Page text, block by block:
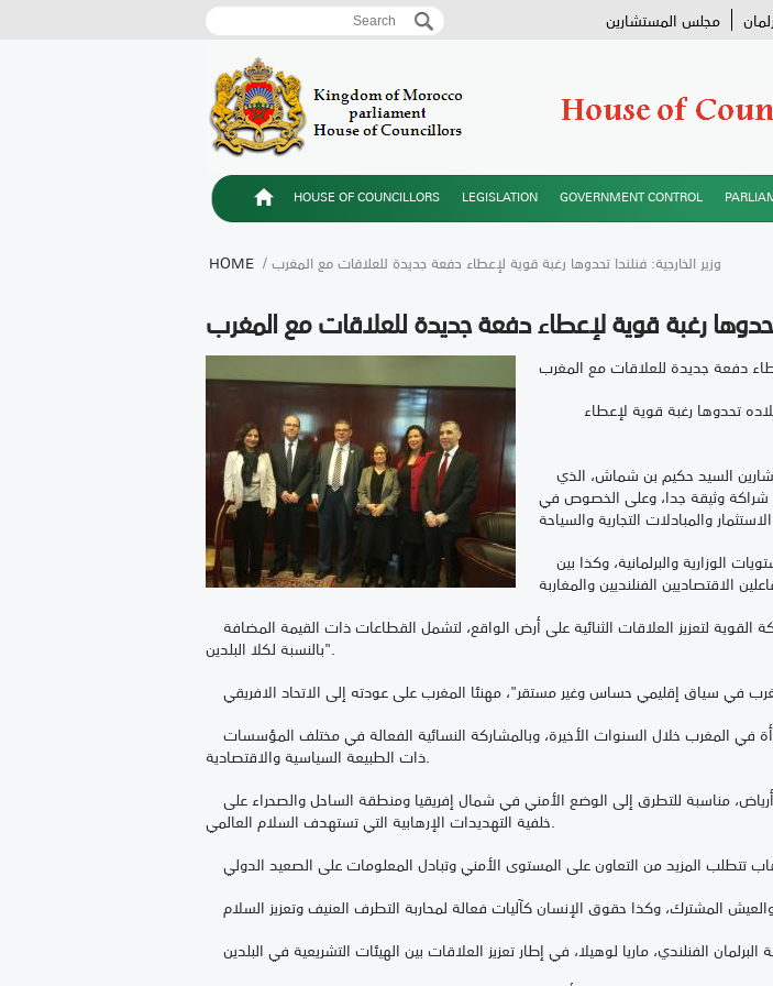
Search form
Search مجلس المستشارين
HOUSE OF COUNCILLORS LEGISLATION GOVERNMENT CONTROL
HOME / وزير الخارجية: فنلندا تحدوها رغبة قوية لإعطاء دفعة جديدة للعلاقات مع المغرب
تحدوها رغبة قوية لإعطاء دفعة جديدة للعلاقات مع المغرب
دفعة جديدة للعلاقات مع المغرب
شراكة وثيقة جدا، وعلى الخصوص في
بالنسبة لكلا البلدين".
ذات الطبيعة السياسية والاقتصادية.
خلفية التهديدات الإرهابية التي تستهدف السلام العالمي.